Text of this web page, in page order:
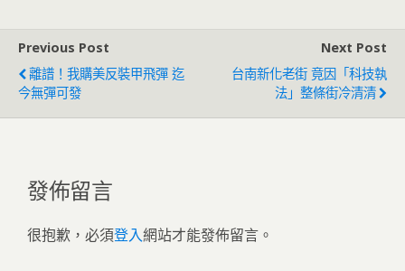
Previous Post
離譜！我購美反裝甲飛彈 迄
今無彈可發
Next Post
台南新化老街 竟因「科技執
法」整條街冷清清
發佈留言
很抱歉，必須登入網站才能發佈留言。